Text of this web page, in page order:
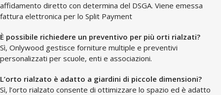
affidamento diretto con determina del DSGA. Viene emessa
fattura elettronica per lo Split Payment
È possibile richiedere un preventivo per più orti rialzati?
Sì, Onlywood gestisce forniture multiple e preventivi
personalizzati per scuole, enti e associazioni.
L’orto rialzato è adatto a giardini di piccole dimensioni?
Sì, l’orto rialzato consente di ottimizzare lo spazio ed è adatto